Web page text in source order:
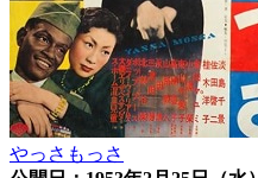
やっさもっさ